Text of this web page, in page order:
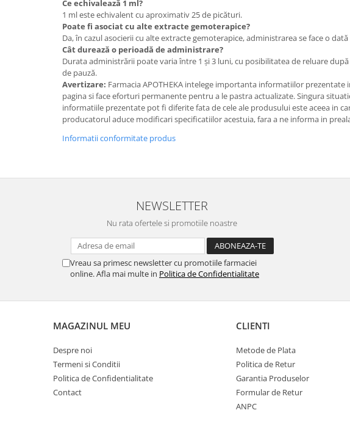
Ce echivalează 1 ml?
1 ml este echivalent cu aproximativ 25 de picături.
Poate fi asociat cu alte extracte gemoterapice?
Da, în cazul asocierii cu alte extracte gemoterapice, administrarea se face o dată
Cât durează o perioadă de administrare?
Durata administrării poate varia între 1 și 3 luni, cu posibilitatea de reluare după
de pauză.
Avertizare: Farmacia APOTHEKA intelege importanta informatiilor prezentate
pagina si face eforturi permanente pentru a le pastra actualizate. Singura
informatiile prezentate pot fi diferite fata de cele ale produsului este aceea in
producatorul aduce modificari specificatiilor acestuia, fara a ne informa in
Informatii conformitate produs
NEWSLETTER
Nu rata ofertele si promotiile noastre
Vreau sa primesc newsletter cu promotiile farmaciei
online. Afla mai multe in Politica de Confidentialitate
MAGAZINUL MEU
Despre noi
Termeni si Conditii
Politica de Confidentialitate
Contact
CLIENTI
Metode de Plata
Politica de Retur
Garantia Produselor
Formular de Retur
ANPC